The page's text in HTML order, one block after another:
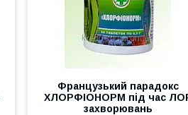
Французький парадокс
ХЛОРФІОНОРМ під час
захворювань